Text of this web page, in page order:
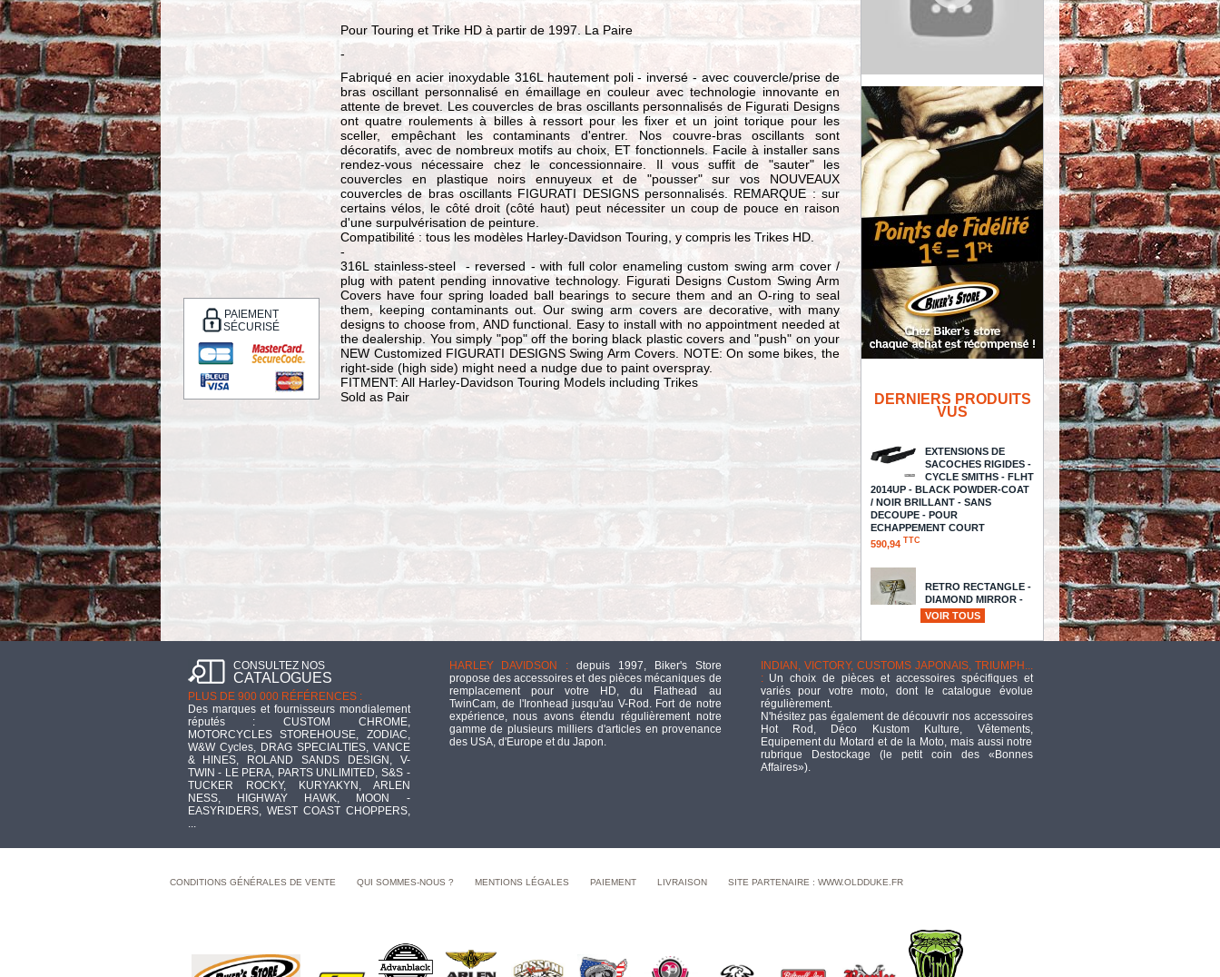
PAIEMENT
SÉCURISÉ
Pour Touring et Trike HD à partir de 1997. La Paire
-
Fabriqué en acier inoxydable 316L hautement poli - inversé - avec couvercle/prise de
bras oscillant personnalisé en émaillage en couleur avec technologie innovante en
attente de brevet. Les couvercles de bras oscillants personnalisés de Figurati Designs
ont quatre roulements à billes à ressort pour les fixer et un joint torique pour les
sceller, empêchant les contaminants d'entrer. Nos couvre-bras oscillants sont
décoratifs, avec de nombreux motifs au choix, ET fonctionnels. Facile à installer sans
rendez-vous nécessaire chez le concessionnaire. Il vous suffit de "sauter" les
couvercles en plastique noirs ennuyeux et de "pousser" sur vos NOUVEAUX
couvercles de bras oscillants FIGURATI DESIGNS personnalisés. REMARQUE : sur
certains vélos, le côté droit (côté haut) peut nécessiter un coup de pouce en raison
d'une surpulvérisation de peinture.
Compatibilité : tous les modèles Harley-Davidson Touring, y compris les Trikes HD.
-
316L stainless-steel - reversed - with full color enameling custom swing arm cover /
plug with patent pending innovative technology. Figurati Designs Custom Swing Arm
Covers have four spring loaded ball bearings to secure them and an O-ring to seal
them, keeping contaminants out. Our swing arm covers are decorative, with many
designs to choose from, AND functional. Easy to install with no appointment needed at
the dealership. You simply "pop" off the boring black plastic covers and "push" on your
NEW Customized FIGURATI DESIGNS Swing Arm Covers. NOTE: On some bikes, the
right-side (high side) might need a nudge due to paint overspray.
FITMENT: All Harley-Davidson Touring Models including Trikes
Sold as Pair
DERNIERS PRODUITS
VUS
EXTENSIONS DE
SACOCHES RIGIDES -
CYCLE SMITHS - FLHT
2014UP - BLACK POWDER-COAT
/ NOIR BRILLANT - SANS
DECOUPE - POUR
ECHAPPEMENT COURT
590,94 TTC
RETRO RECTANGLE -
DIAMOND MIRROR -
CHROME / DORE
TTC
TANK PANEL VALKARIE M/R
128,42 TTC
ECLATE O - PIECE N°
05 - EMBOUT DE
GARDE BOUE AVANT
- SUPERIEUR - FX / FL CHROME
TTC
VOIR TOUS
CONSULTEZ NOS
CATALOGUES
PLUS DE 900 000 RÉFÉRENCES :
Des marques et fournisseurs mondialement
réputés : CUSTOM CHROME,
MOTORCYCLES STOREHOUSE, ZODIAC,
W&W Cycles, DRAG SPECIALTIES, VANCE
& HINES, ROLAND SANDS DESIGN, V-
TWIN - LE PERA, PARTS UNLIMITED, S&S -
TUCKER ROCKY, KURYAKYN, ARLEN
NESS, HIGHWAY HAWK, MOON -
EASYRIDERS, WEST COAST CHOPPERS,
HARLEY DAVIDSON : depuis 1997, Biker's Store
propose des accessoires et des pièces mécaniques de
remplacement pour votre HD, du Flathead au
TwinCam, de l'Ironhead jusqu'au V-Rod. Fort de notre
expérience, nous avons étendu régulièrement notre
gamme de plusieurs milliers d'articles en provenance
des USA, d'Europe et du Japon.
INDIAN, VICTORY, CUSTOMS JAPONAIS, TRIUMPH...
:Un choix de pièces et accessoires spécifiques et
variés pour votre moto, dont le catalogue évolue
régulièrement.
N'hésitez pas également de découvrir nos accessoires
Hot Rod, Déco Kustom Kulture, Vêtements,
Equipement du Motard et de la Moto, mais aussi notre
rubrique Destockage (le petit coin des «Bonnes
Affaires»).
CONDITIONS GÉNÉRALES DE VENTE QUI SOMMES-NOUS ? MENTIONS LÉGALES PAIEMENT LIVRAISON SITE PARTENAIRE : WWW.OLDDUKE.FR